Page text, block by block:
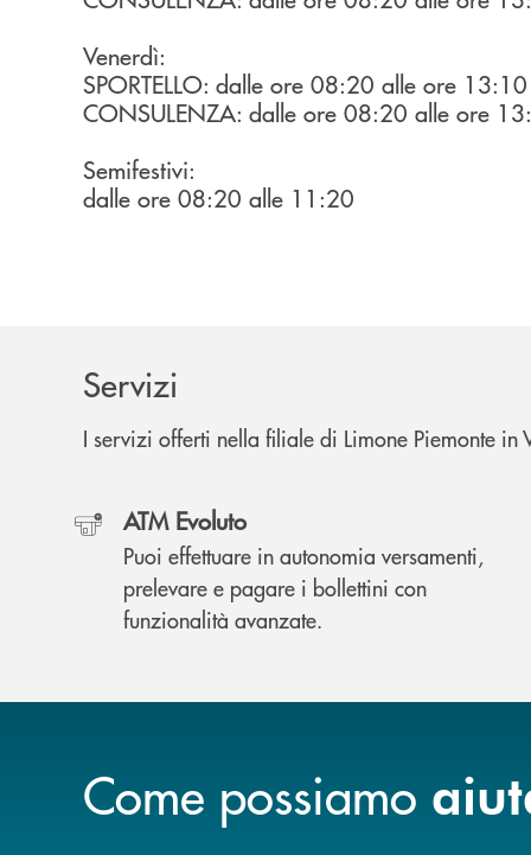
Venerdì:
SPORTELLO: dalle ore 08:20 alle ore 13:10
CONSULENZA: dalle ore 08:20 alle ore
Semifestivi:
dalle ore 08:20 alle 11:20
Servizi
I servizi offerti nella filiale di Limone Piemonte in
ATM Evoluto
Puoi effettuare in autonomia versamenti,
prelevare e pagare i bollettini con
funzionalità avanzate.
Come possiamo